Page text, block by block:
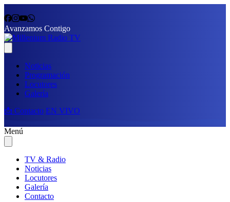
Avanzamos Contigo
Noticias
Programación
Locutores
Galería
📩 Contacto EN VIVO
Menú
TV & Radio
Noticias
Locutores
Galería
Contacto